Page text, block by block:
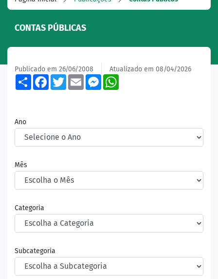
CONTAS PÚBLICAS
Publicado em 26/06/2008 Atualizado em 08/04/2026
ShareFacebook
TwitterEmailMessenger
Ano
Mês
Categoria
Subcategoria